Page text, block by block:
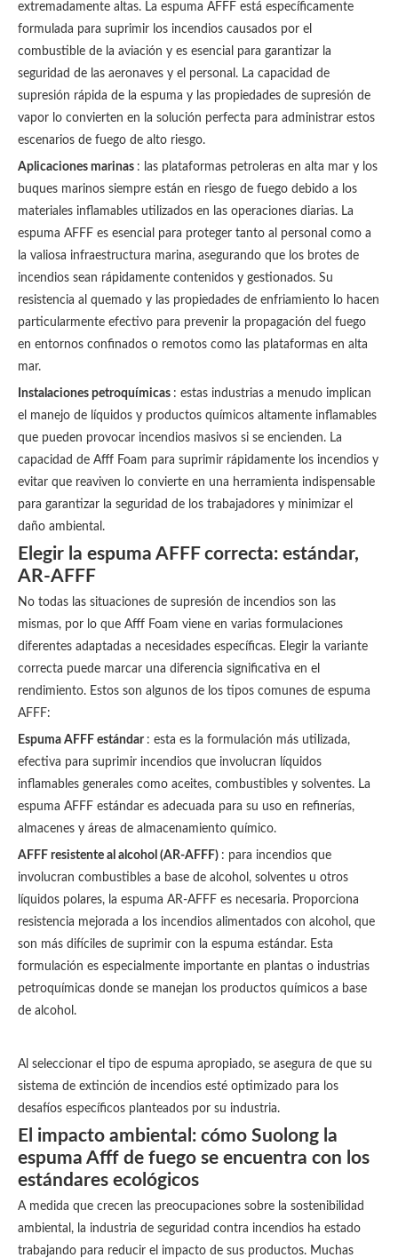
extremadamente altas. La espuma AFFF está específicamente
formulada para suprimir los incendios causados por el
combustible de la aviación y es esencial para garantizar la
seguridad de las aeronaves y el personal. La capacidad de
supresión rápida de la espuma y las propiedades de supresión de
vapor lo convierten en la solución perfecta para administrar estos
escenarios de fuego de alto riesgo.
Aplicaciones marinas : las plataformas petroleras en alta mar y los
buques marinos siempre están en riesgo de fuego debido a los
materiales inflamables utilizados en las operaciones diarias. La
espuma AFFF es esencial para proteger tanto al personal como a
la valiosa infraestructura marina, asegurando que los brotes de
incendios sean rápidamente contenidos y gestionados. Su
resistencia al quemado y las propiedades de enfriamiento lo hacen
particularmente efectivo para prevenir la propagación del fuego
en entornos confinados o remotos como las plataformas en alta
mar.
Instalaciones petroquímicas : estas industrias a menudo implican
el manejo de líquidos y productos químicos altamente inflamables
que pueden provocar incendios masivos si se encienden. La
capacidad de Afff Foam para suprimir rápidamente los incendios y
evitar que reaviven lo convierte en una herramienta indispensable
para garantizar la seguridad de los trabajadores y minimizar el
daño ambiental.
Elegir la espuma AFFF correcta: estándar,
AR-AFFF
No todas las situaciones de supresión de incendios son las
mismas, por lo que Afff Foam viene en varias formulaciones
diferentes adaptadas a necesidades específicas. Elegir la variante
correcta puede marcar una diferencia significativa en el
rendimiento. Estos son algunos de los tipos comunes de espuma
AFFF:
Espuma AFFF estándar : esta es la formulación más utilizada,
efectiva para suprimir incendios que involucran líquidos
inflamables generales como aceites, combustibles y solventes. La
espuma AFFF estándar es adecuada para su uso en refinerías,
almacenes y áreas de almacenamiento químico.
AFFF resistente al alcohol (AR-AFFF) : para incendios que
involucran combustibles a base de alcohol, solventes u otros
líquidos polares, la espuma AR-AFFF es necesaria. Proporciona
resistencia mejorada a los incendios alimentados con alcohol, que
son más difíciles de suprimir con la espuma estándar. Esta
formulación es especialmente importante en plantas o industrias
petroquímicas donde se manejan los productos químicos a base
de alcohol.
Al seleccionar el tipo de espuma apropiado, se asegura de que su
sistema de extinción de incendios esté optimizado para los
desafíos específicos planteados por su industria.
El impacto ambiental: cómo Suolong la
espuma Afff de fuego se encuentra con los
estándares ecológicos
A medida que crecen las preocupaciones sobre la sostenibilidad
ambiental, la industria de seguridad contra incendios ha estado
trabajando para reducir el impacto de sus productos. Muchas